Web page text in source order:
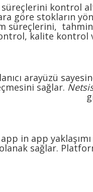
süreçlerini kontrol
göre stokların
süreçlerini,
kalite kontrol
arayüzü
sağlar.
app in app
sağlar.